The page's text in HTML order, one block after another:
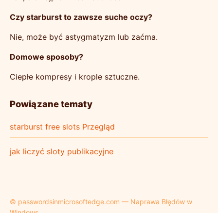
Czy starburst to zawsze suche oczy?
Nie, może być astygmatyzm lub zaćma.
Domowe sposoby?
Ciepłe kompresy i krople sztuczne.
Powiązane tematy
starburst free slots Przegląd
jak liczyć sloty publikacyjne
© passwordsinmicrosoftedge.com — Naprawa Błędów w